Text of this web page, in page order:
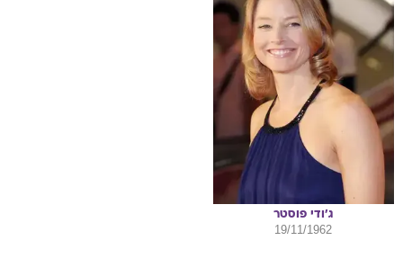
ג'ודי פוסטר
19/11/1962